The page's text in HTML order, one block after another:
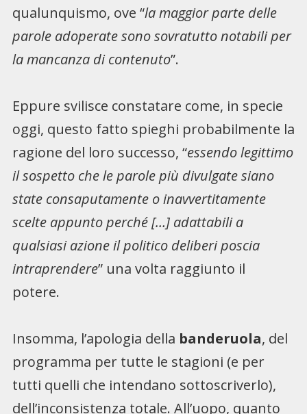
qualunquismo, ove “la maggior parte delle
parole adoperate sono sovratutto notabili per
la mancanza di contenuto”.
Eppure svilisce constatare come, in specie
oggi, questo fatto spieghi probabilmente la
ragione del loro successo, “essendo legittimo
il sospetto che le parole più divulgate siano
state consaputamente o inavvertitamente
scelte appunto perché […] adattabili a
qualsiasi azione il politico deliberi poscia
intraprendere” una volta raggiunto il
potere.
Insomma, l’apologia della banderuola, del
programma per tutte le stagioni (e per
tutti quelli che intendano sottoscriverlo),
dell’inconsistenza totale. All’uopo, quanto